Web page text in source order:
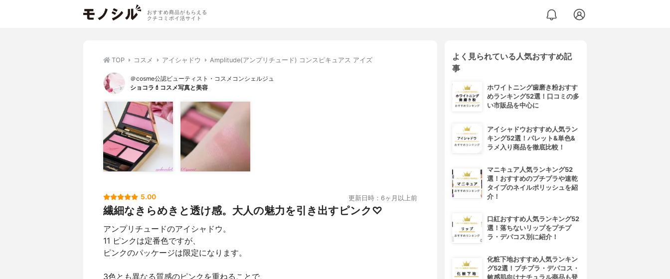
おすすめ商品がもらえる
クチコミポイ活サイト
TOP コスメ アイシャドウ Amplitude(アンプリチュード) コンスピキュアス アイズ
＠cosme公認ビューティスト・コスメコンシェルジュ
ショコラ💄コスメ写真と美容
5.00 更新日時：6ヶ月以上前
繊細なきらめきと透け感。大人の魅力を引き出すピンク♡
アンプリチュードのアイシャドウ。
11 ピンクは定番色ですが、
ピンクのパッケージは限定になります。
3色とも異なる質感のピンクを重ねることで、
よく見られている人気おすすめ記
事
ホワイトニング歯磨き粉おすす
めランキング52選！口コミの多
い市販品を中心に
アイシャドウおすすめ人気ラン
キング52選！パレット&単色&
ラメ入り商品を徹底比較！
マニキュア人気ランキング52
選！おすすめのプチプラや速乾
タイプのネイルポリッシュを紹
介！
口紅おすすめ人気ランキング52
選！落ちないリップをプチプ
ラ・デパコス別に紹介！
化粧下地おすすめ人気ランキン
グ52選！プチプラ・デパコス・
敏感肌向けナチュラル商品も登